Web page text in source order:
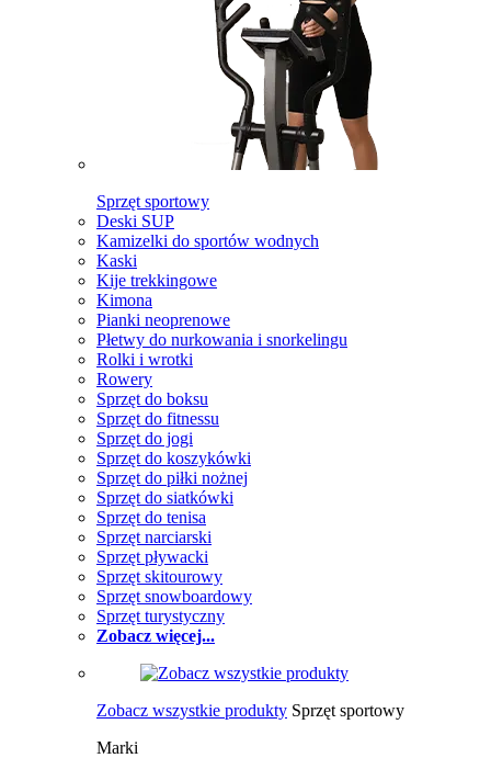
Sprzęt sportowy
Deski SUP
Kamizelki do sportów wodnych
Kaski
Kije trekkingowe
Kimona
Pianki neoprenowe
Płetwy do nurkowania i snorkelingu
Rolki i wrotki
Rowery
Sprzęt do boksu
Sprzęt do fitnessu
Sprzęt do jogi
Sprzęt do koszykówki
Sprzęt do piłki nożnej
Sprzęt do siatkówki
Sprzęt do tenisa
Sprzęt narciarski
Sprzęt pływacki
Sprzęt skitourowy
Sprzęt snowboardowy
Sprzęt turystyczny
Zobacz więcej...
Zobacz wszystkie produkty Sprzęt sportowy
Marki